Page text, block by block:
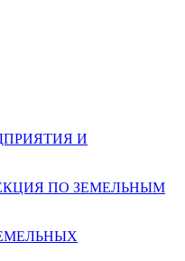
И
ПО ЗЕМЕЛЬНЫМ